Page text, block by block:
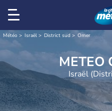
Météo Israël District sud Omer
Israël